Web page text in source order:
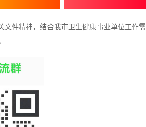
件精神，结合我市卫生健康事业单位工作需